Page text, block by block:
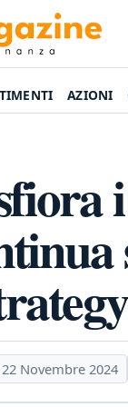
AZIONI
22 Novembre 2024